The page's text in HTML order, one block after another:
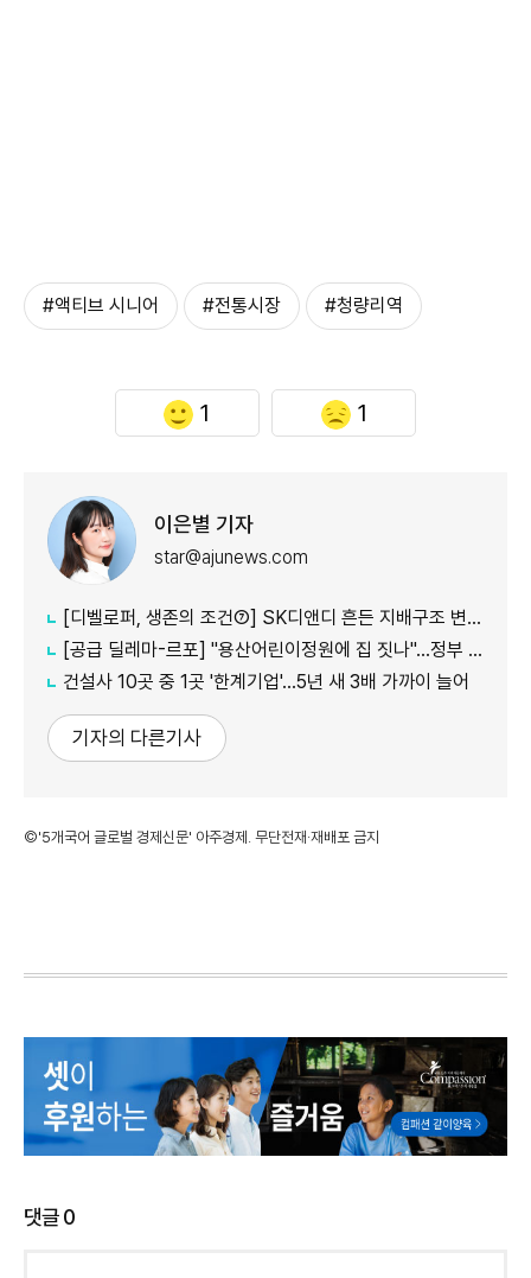
#액티브 시니어 #전통시장 #청량리역
1 1
이은별 기자
star@ajunews.com
[디벨로퍼, 생존의 조건⑦] SK디앤디 흔든 지배구조 변화…1367억 증자로 '현금' 사수
[공급 딜레마-르포] "용산어린이정원에 집 짓나"…정부 공급 검토에 서울시·주민 반발
건설사 10곳 중 1곳 '한계기업'…5년 새 3배 가까이 늘어
기자의 다른기사
©'5개국어 글로벌 경제신문' 아주경제. 무단전재·재배포 금지
댓글0